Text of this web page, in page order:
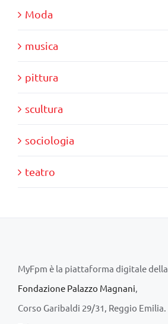
Moda
musica
pittura
scultura
sociologia
teatro
MyFpm è la piattaforma digitale della
Fondazione Palazzo Magnani,
Corso Garibaldi 29/31, Reggio Emilia.